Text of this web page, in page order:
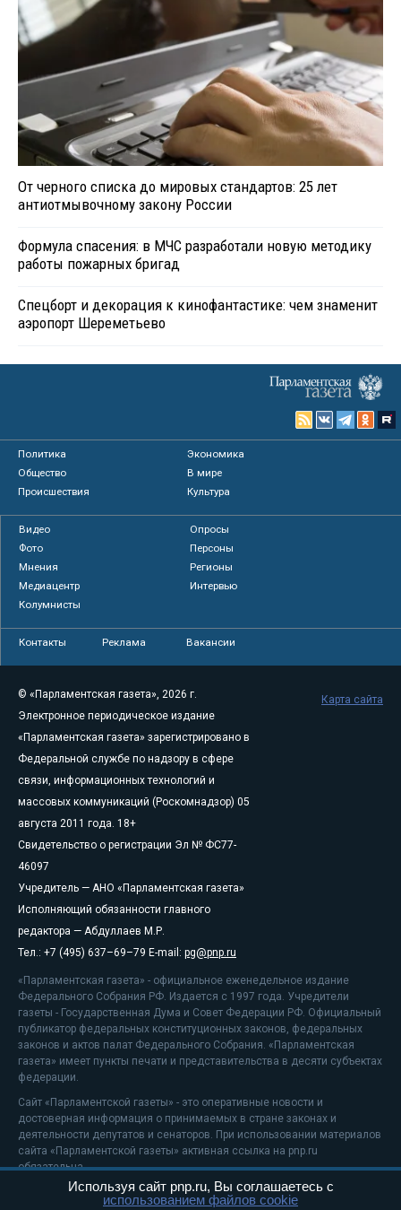
От черного списка до мировых стандартов: 25 лет
антиотмывочному закону России
Формула спасения: в МЧС разработали новую методику
работы пожарных бригад
Спецборт и декорация к кинофантастике: чем знаменит
аэропорт Шереметьево
Политика
Экономика
Общество
В мире
Происшествия
Культура
Видео
Опросы
Фото
Персоны
Мнения
Регионы
Медиацентр
Интервью
Колумнисты
Контакты Реклама Вакансии
© «Парламентская газета», 2026 г.
Электронное периодическое издание
«Парламентская газета» зарегистрировано в
Федеральной службе по надзору в сфере
связи, информационных технологий и
массовых коммуникаций (Роскомнадзор) 05
августа 2011 года. 18+
Свидетельство о регистрации Эл № ФС77-
46097
Учредитель — АНО «Парламентская газета»
Исполняющий обязанности главного
редактора — Абдуллаев М.Р.
Тел.: +7 (495) 637–69–79 E-mail: pg@pnp.ru
«Парламентская газета» - официальное еженедельное издание
Федерального Собрания РФ. Издается с 1997 года. Учредители
газеты - Государственная Дума и Совет Федерации РФ. Официальный
публикатор федеральных конституционных законов, федеральных
законов и актов палат Федерального Собрания. «Парламентская
газета» имеет пункты печати и представительства в десяти субъектах
федерации.
Сайт «Парламентской газеты» - это оперативные новости и
достоверная информация о принимаемых в стране законах и
деятельности депутатов и сенаторов. При использовании материалов
сайта «Парламентской газеты» активная ссылка на pnp.ru
обязательна.
На информационном ресурсе применяютсярекомендательные
Карта сайта
Используя сайт pnp.ru, Вы соглашаетесь с
использованием файлов cookie